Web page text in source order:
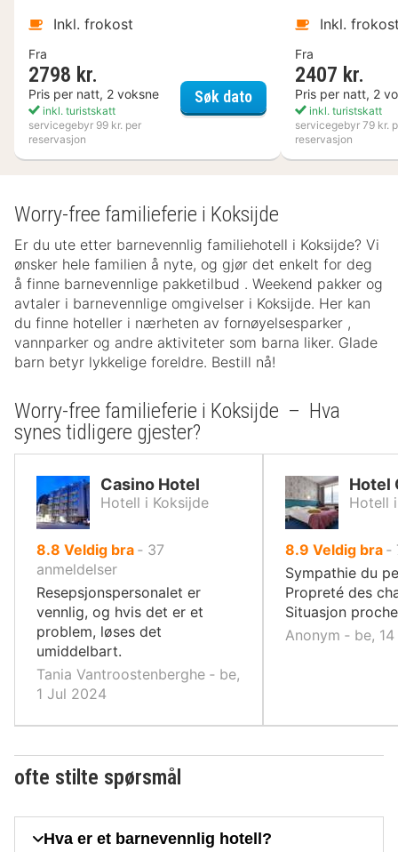
Inkl. frokost
Fra
2798 kr.
Pris per natt, 2 voksne
inkl. turistskatt
servicegebyr 99 kr. per
reservasjon
Søk datoNynäs Havsbad
Inkl.
Fra
2407 kr.
Pris per natt, 2
inkl. turistskatt
servicegebyr 79 kr.
reservasjon
Worry-free familieferie i Koksijde
Er du ute etter barnevennlig familiehotell i Koksijde? Vi
ønsker hele familien å nyte, og gjør det enkelt for deg
å finne barnevennlige pakketilbud . Weekend pakker og
avtaler i barnevennlige omgivelser i Koksijde. Her kan
du finne hoteller i nærheten av fornøyelsesparker ,
vannparker og andre aktiviteter som barna liker. Glade
barn betyr lykkelige foreldre. Bestill nå!
Worry-free familieferie i Koksijde – Hva
synes tidligere gjester?
Casino Hotel
Hotell i Koksijde
8.8 av
10,
Veldig bra ‐ 37
anmeldelser
Resepsjonspersonalet er
vennlig, og hvis det er et
problem, løses det
umiddelbart.
Tania Vantroostenberghe ‐ be,
1 Jul 2024
Hotel
Hotell
8.9 av
10,
Veldig bra ‐
Sympathie du
Propreté des
Situasjon
Anonym ‐ be,
ofte stilte spørsmål
Hva er et barnevennlig hotell?